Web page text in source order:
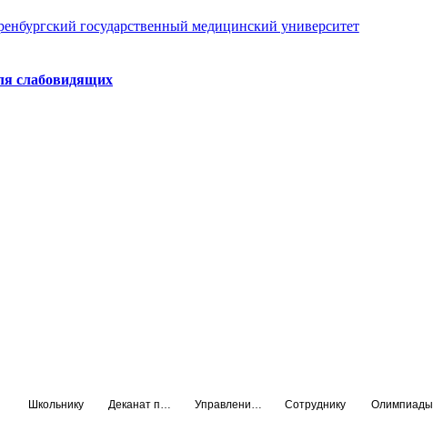
государственный медицинский университет
слабовидящих
Школьнику Сотруднику Олимпиады